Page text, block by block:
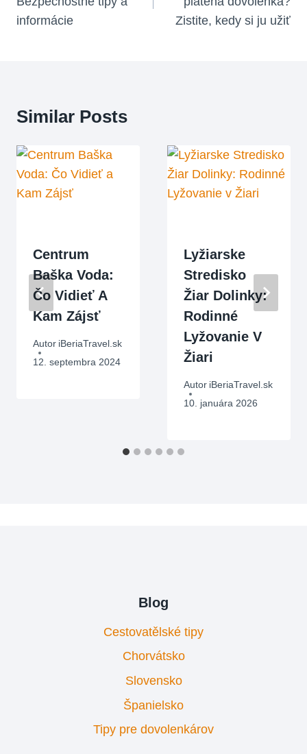
Článku
informácie
Zistite, kedy si ju užiť
Similar Posts
Centrum
Baška Voda:
Čo Vidieť A
Kam Zájsť
Autor iBeriaTravel.sk
12. septembra 2024
Lyžiarske
Stredisko
Žiar Dolinky:
Rodinné
Lyžovanie V
Žiari
Autor iBeriaTravel.sk
10. januára 2026
Blog
Cestovatělské tipy
Chorvátsko
Slovensko
Španielsko
Tipy pre dovolenkárov